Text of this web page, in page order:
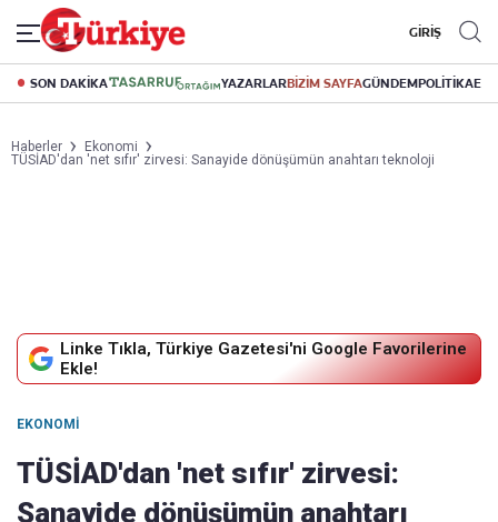
GİRİŞ
SON DAKİKA YAZARLARBİZİM SAYFAGÜNDEMPOLİTİKA
Haberler
Ekonomi
TÜSİAD'dan 'net sıfır' zirvesi: Sanayide dönüşümün anahtarı teknoloji
Linke Tıkla, Türkiye Gazetesi'ni Google Favorilerine
Ekle!
EKONOMI
TÜSİAD'dan 'net sıfır' zirvesi:
Sanayide dönüşümün anahtarı